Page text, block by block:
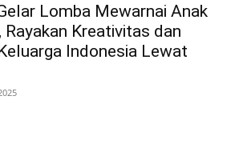
Lomba Mewarnai Anak
Rayakan Kreativitas dan
Indonesia Lewat